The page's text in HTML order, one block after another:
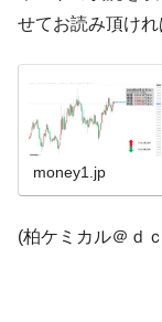
する差別。許して
他人事のような
『Money1』
韓
業績「史上最高
『Money1』
機 ⇒ 10.7兆では
『Money1』
【
日(水)もサイドカ
せてお読み頂けれ
money1.jp
(柏ケミカル＠ｄ